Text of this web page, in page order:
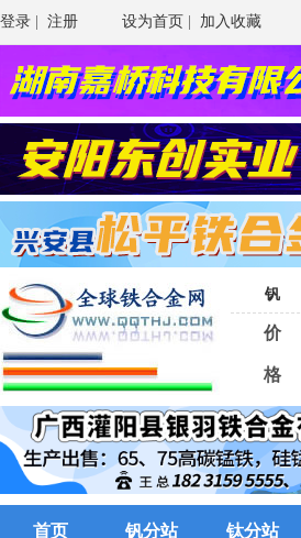
登录 注册 设为首页 加入收藏
钒
价
格
首页 钒分站 钛分站